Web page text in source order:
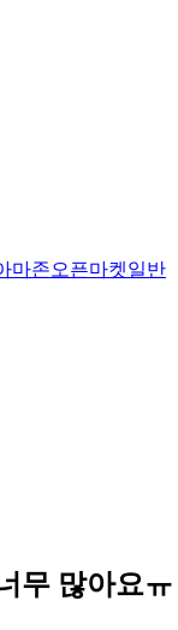
마존오픈마켓일반
무 많아요ㅠ